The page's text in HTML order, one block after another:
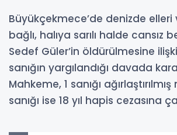
Büyükçekmece’de denizde elleri
bağlı, halıya sarılı halde cansız
Sedef Güler’in öldürülmesine
sanığın yargılandığı davada
Mahkeme, 1 sanığı
sanığı ise 18 yıl hapis cezasına